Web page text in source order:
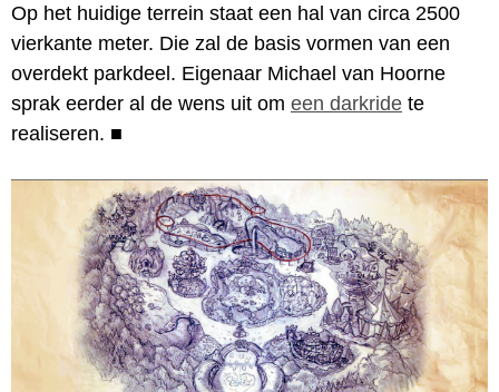
Op het huidige terrein staat een hal van circa 2500
vierkante meter. Die zal de basis vormen van een
overdekt parkdeel. Eigenaar Michael van Hoorne
sprak eerder al de wens uit om een darkride te
realiseren. ■